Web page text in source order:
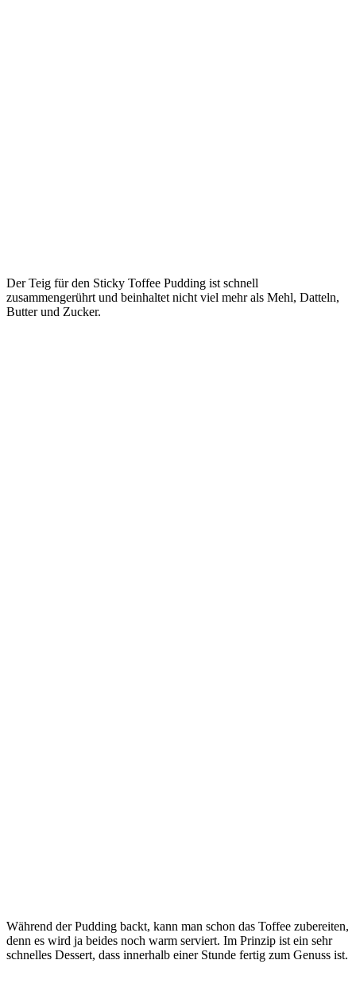
Der Teig für den Sticky Toffee Pudding ist schnell
zusammengerührt und beinhaltet nicht viel mehr als Mehl, Datteln,
Butter und Zucker.
Während der Pudding backt, kann man schon das Toffee zubereiten,
denn es wird ja beides noch warm serviert. Im Prinzip ist ein sehr
schnelles Dessert, dass innerhalb einer Stunde fertig zum Genuss ist.